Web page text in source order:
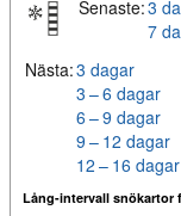
Senaste:3
7
Nästa:3 dagar
3 – 6 dagar
6 – 9 dagar
9 – 12 dagar
12 – 16 dagar
Lång-intervall